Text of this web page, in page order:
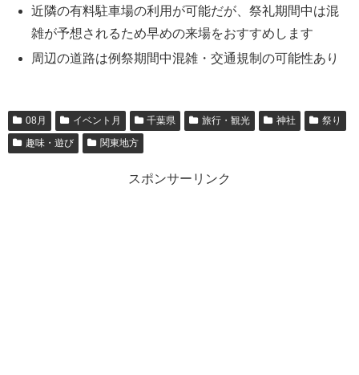
近隣の有料駐車場の利用が可能だが、祭礼期間中は混
雑が予想されるため早めの来場をおすすめします
周辺の道路は例祭期間中混雑・交通規制の可能性あり
08月 イベント月 千葉県 旅行・観光 神社
祭り
趣味・遊び
関東地方
スポンサーリンク